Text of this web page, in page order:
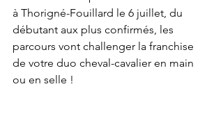
à Thorigné-Fouillard le 6 juillet, du
débutant aux plus confirmés, les
parcours vont challenger la franchise
de votre duo cheval-cavalier en main
ou en selle !